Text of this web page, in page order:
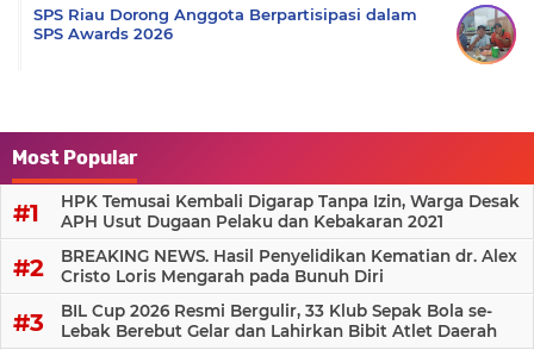
SPS Riau Dorong Anggota Berpartisipasi dalam
SPS Awards 2026
Most Popular
HPK Temusai Kembali Digarap Tanpa Izin, Warga Desak
APH Usut Dugaan Pelaku dan Kebakaran 2021
BREAKING NEWS. Hasil Penyelidikan Kematian dr. Alex
Cristo Loris Mengarah pada Bunuh Diri
BIL Cup 2026 Resmi Bergulir, 33 Klub Sepak Bola se-
Lebak Berebut Gelar dan Lahirkan Bibit Atlet Daerah